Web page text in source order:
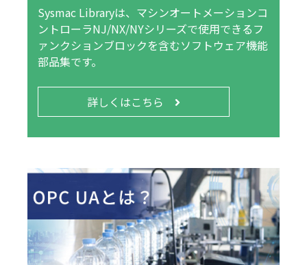
Sysmac Libraryは、マシンオートメーションコ
ントローラNJ/NX/NYシリーズで使用できるフ
ァンクションブロックを含むソフトウェア機能
部品集です。
詳しくはこちら